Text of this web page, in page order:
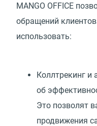
MANGO OFFICE
обращений
использовать:
Коллтрекинг и
об
Это позволят
продвижения